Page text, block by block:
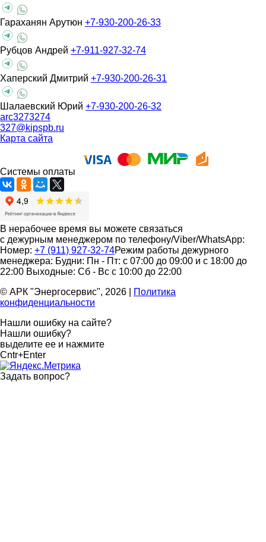
Гараханян Арутюн +7-930-200-26-33
Рубцов Андрей +7-911-927-32-74
Хаперский Дмитрий +7-930-200-26-31
Шалаевский Юрий +7-930-200-26-32
arc3273274
327@kipspb.ru
Карта сайта
Системы оплаты
В нерабочее время вы можете связаться
с дежурным менеджером по телефону/Viber/WhatsApp:
Номер: +7 (911) 927-32-74Режим работы дежурного
менеджера: Будни: Пн - Пт: с 07:00 до 09:00 и с 18:00 до
22:00 Выходные: Сб - Вс с 10:00 до 22:00
© АРК "Энергосервис", 2026
Политика
конфиденциальности
Нашли ошибку на сайте?
Нашли ошибку?
выделите ее и нажмите
Cntr+Enter
Задать вопрос?